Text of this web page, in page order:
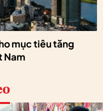
mục tiêu tăng
Nam